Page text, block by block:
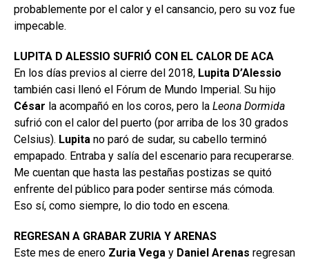
probablemente por el calor y el cansancio, pero su voz fue
impecable.
LUPITA D ALESSIO SUFRIÓ CON EL CALOR DE ACA
En los días previos al cierre del 2018, Lupita D’Alessio
también casi llenó el Fórum de Mundo Imperial. Su hijo
César la acompañó en los coros, pero la Leona Dormida
sufrió con el calor del puerto (por arriba de los 30 grados
Celsius). Lupita no paró de sudar, su cabello terminó
empapado. Entraba y salía del escenario para recuperarse.
Me cuentan que hasta las pestañas postizas se quitó
enfrente del público para poder sentirse más cómoda.
Eso sí, como siempre, lo dio todo en escena.
REGRESAN A GRABAR ZURIA Y ARENAS
Este mes de enero Zuria Vega y Daniel Arenas regresan